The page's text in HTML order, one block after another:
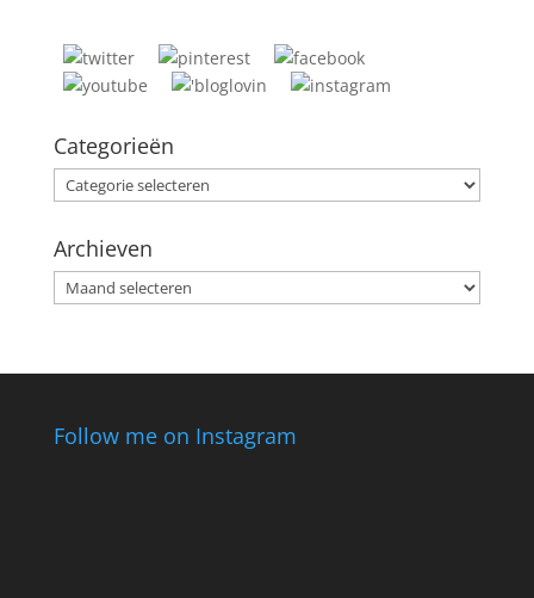
Categorieën
Categorieën
Archieven
Archieven
Follow me on Instagram